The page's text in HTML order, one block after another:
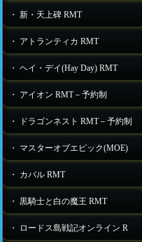
・ 新・天上碑 RMT
・ アトランティカ RMT
・ ヘイ・デイ(Hay Day) RMT
・ アイオン RMT－予約制
・ ドラゴンネスト RMT－予約制
・ マスターオブエピック(MOE)
・ カバル RMT
・ 黒騎士と白の魔王 RMT
・ ロードス島戦記オンライン R